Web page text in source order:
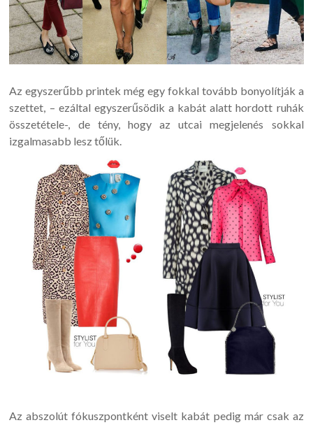
Az egyszerűbb printek még egy fokkal tovább bonyolítják a
szettet, – ezáltal egyszerűsödik a kabát alatt hordott ruhák
összetétele-, de tény, hogy az utcai megjelenés sokkal
izgalmasabb lesz tőlük.
Az abszolút fókuszpontként viselt kabát pedig már csak az